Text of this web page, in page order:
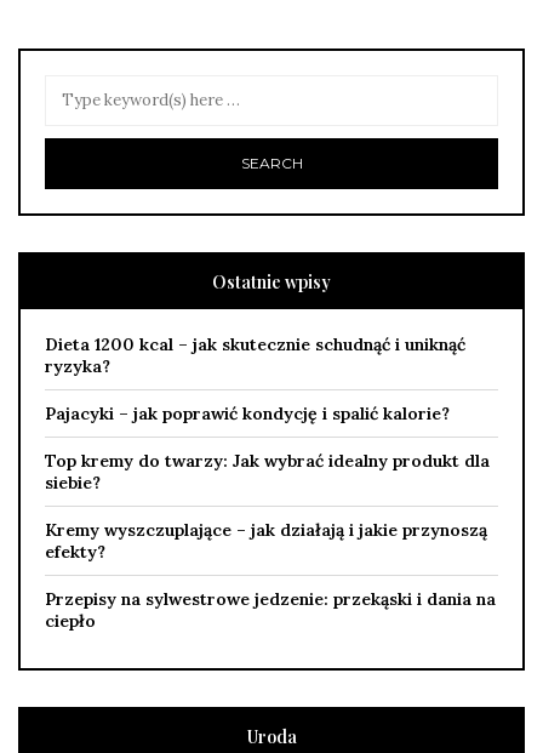
Ostatnie wpisy
Dieta 1200 kcal – jak skutecznie schudnąć i uniknąć
ryzyka?
Pajacyki – jak poprawić kondycję i spalić kalorie?
Top kremy do twarzy: Jak wybrać idealny produkt dla
siebie?
Kremy wyszczuplające – jak działają i jakie przynoszą
efekty?
Przepisy na sylwestrowe jedzenie: przekąski i dania na
ciepło
Uroda